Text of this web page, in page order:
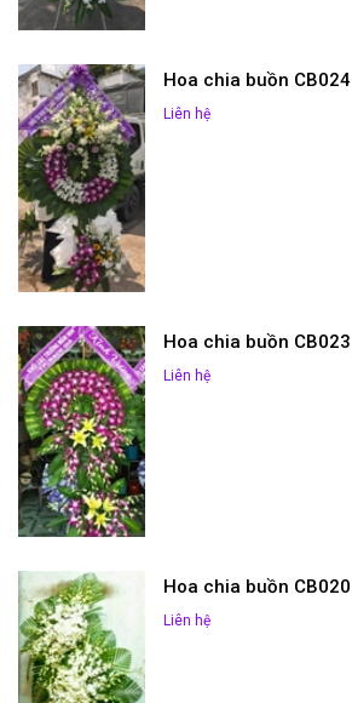
Hoa chia buồn CB024
Liên hệ
Hoa chia buồn CB023
Liên hệ
Hoa chia buồn CB020
Liên hệ